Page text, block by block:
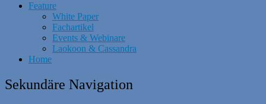
Feature
White Paper
Fachartikel
Events & Webinare
Laokoon & Cassandra
Home
Sekundäre Navigation